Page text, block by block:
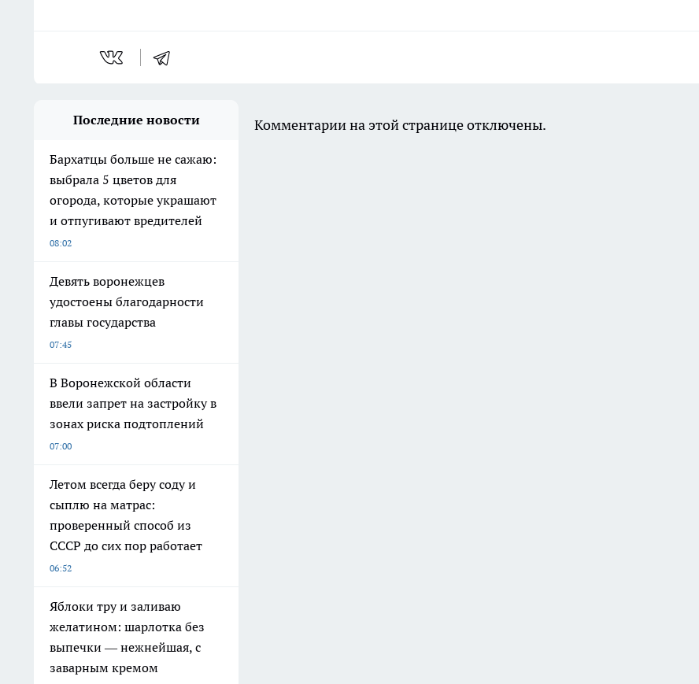
Последние новости
Бархатцы больше не сажаю:
выбрала 5 цветов для
огорода, которые украшают
и отпугивают вредителей
08:02
Девять воронежцев
удостоены благодарности
главы государства
07:45
В Воронежской области
ввели запрет на застройку в
зонах риска подтоплений
07:00
Летом всегда беру соду и
сыплю на матрас:
проверенный способ из
СССР до сих пор работает
06:52
Яблоки тру и заливаю
желатином: шарлотка без
выпечки — нежнейшая, с
заварным кремом
Комментарии на этой странице отключены.